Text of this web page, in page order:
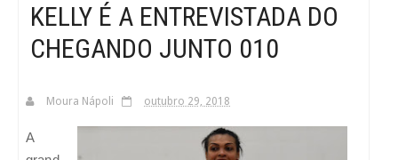
KELLY É A ENTREVISTADA DO
CHEGANDO JUNTO 010
Moura Nápoli outubro 29, 2018
A